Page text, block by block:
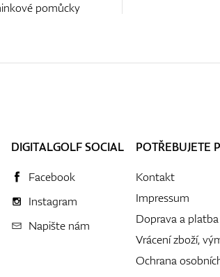
pomůcky
DIGITALGOLF SOCIAL
Facebook
Instagram
Napište nám
POTŘEBUJETE
Kontakt
Impressum
Doprava a platba
Vrácení zboží,
Ochrana